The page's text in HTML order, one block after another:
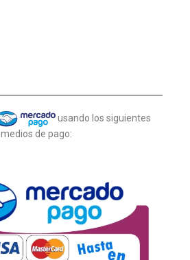
usando los siguientes
medios de pago: